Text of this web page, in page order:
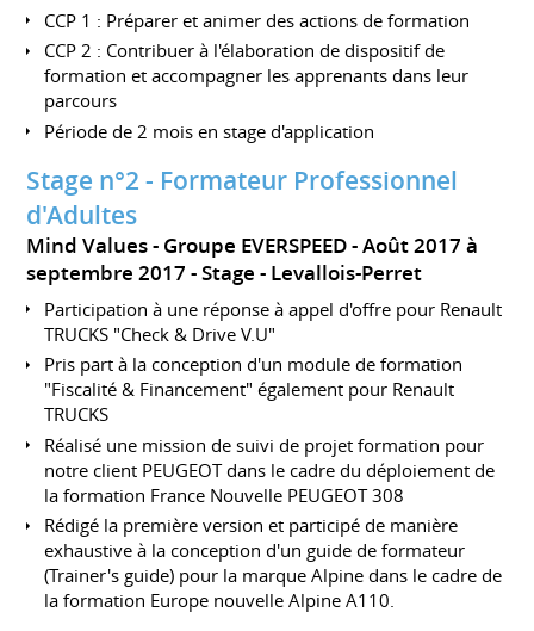
CCP 1 : Préparer et animer des actions de formation
CCP 2 : Contribuer à l'élaboration de dispositif de
formation et accompagner les apprenants dans leur
parcours
Période de 2 mois en stage d'application
Stage n°2 - Formateur Professionnel
d'Adultes
Mind Values - Groupe EVERSPEED
Août 2017 à
septembre 2017 Stage Levallois-Perret
Participation à une réponse à appel d'offre pour Renault
TRUCKS "Check & Drive V.U"
Pris part à la conception d'un module de formation
"Fiscalité & Financement" également pour Renault
TRUCKS
Réalisé une mission de suivi de projet formation pour
notre client PEUGEOT dans le cadre du déploiement de
la formation France Nouvelle PEUGEOT 308
Rédigé la première version et participé de manière
exhaustive à la conception d'un guide de formateur
(Trainer's guide) pour la marque Alpine dans le cadre de
la formation Europe nouvelle Alpine A110.